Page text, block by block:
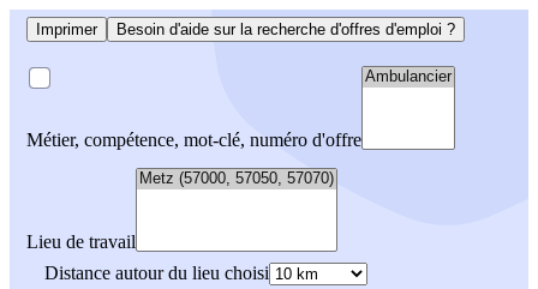
Imprimer Besoin d'aide sur la recherche d'offres d'emploi ?
Métier, compétence, mot-clé, numéro d'offre
Lieu de travail
Distance autour du lieu choisi